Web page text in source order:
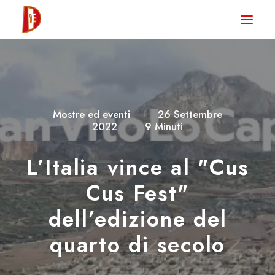
HOME
DEGUSTA TV
LA RIVISTA
CONTATTI
CLUB DEGUSTA
STORE
RICERCA
Mostre ed eventi •
26 Settembre
2022
• 9 Minuti
L’Italia vince al "Cus
Cus Fest"
dell’edizione del
quarto di secolo